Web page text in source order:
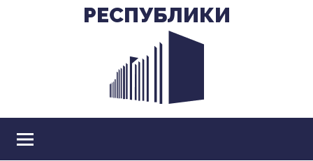
РЕСПУБЛИКИ